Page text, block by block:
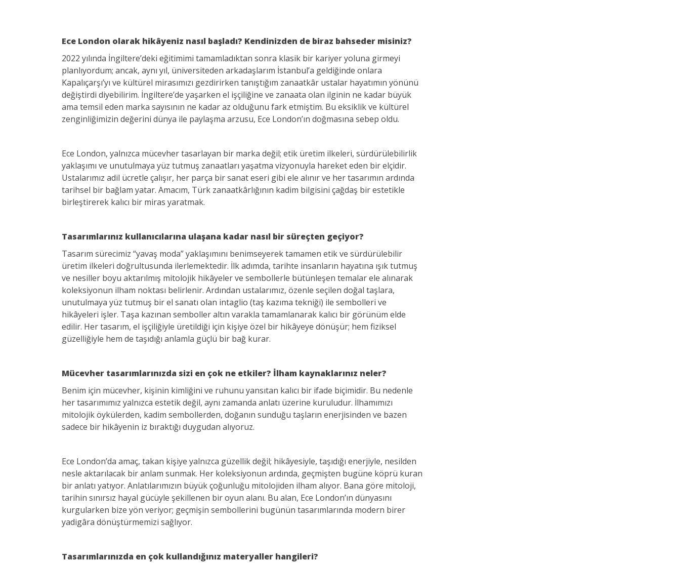
Ece London olarak hikâyeniz nasıl başladı? Kendinizden de biraz bahseder misiniz?
2022 yılında İngiltere’deki eğitimimi tamamladıktan sonra klasik bir kariyer yoluna girmeyi
planlıyordum; ancak, aynı yıl, üniversiteden arkadaşlarım İstanbul’a geldiğinde onlara
Kapalıçarşı’yı ve kültürel mirasımızı gezdirirken tanıştığım zanaatkâr ustalar hayatımın yönünü
değiştirdi diyebilirim. İngiltere’de yaşarken el işçiliğine ve zanaata olan ilginin ne kadar büyük
ama temsil eden marka sayısının ne kadar az olduğunu fark etmiştim. Bu eksiklik ve kültürel
zenginliğimizin değerini dünya ile paylaşma arzusu, Ece London’ın doğmasına sebep oldu.
Ece London, yalnızca mücevher tasarlayan bir marka değil; etik üretim ilkeleri, sürdürülebilirlik
yaklaşımı ve unutulmaya yüz tutmuş zanaatları yaşatma vizyonuyla hareket eden bir elçidir.
Ustalarımız adil ücretle çalışır, her parça bir sanat eseri gibi ele alınır ve her tasarımın ardında
tarihsel bir bağlam yatar. Amacım, Türk zanaatkârlığının kadim bilgisini çağdaş bir estetikle
birleştirerek kalıcı bir miras yaratmak.
Tasarımlarınız kullanıcılarına ulaşana kadar nasıl bir süreçten geçiyor?
Tasarım sürecimiz “yavaş moda” yaklaşımını benimseyerek tamamen etik ve sürdürülebilir
üretim ilkeleri doğrultusunda ilerlemektedir. İlk adımda, tarihte insanların hayatına ışık tutmuş
ve nesiller boyu aktarılmış mitolojik hikâyeler ve sembollerle bütünleşen temalar ele alınarak
koleksiyonun ilham noktası belirlenir. Ardından ustalarımız, özenle seçilen doğal taşlara,
unutulmaya yüz tutmuş bir el sanatı olan intaglio (taş kazıma tekniği) ile sembolleri ve
hikâyeleri işler. Taşa kazınan semboller altın varakla tamamlanarak kalıcı bir görünüm elde
edilir. Her tasarım, el işçiliğiyle üretildiği için kişiye özel bir hikâyeye dönüşür; hem fiziksel
güzelliğiyle hem de taşıdığı anlamla güçlü bir bağ kurar.
Mücevher tasarımlarınızda sizi en çok ne etkiler? İlham kaynaklarınız neler?
Benim için mücevher, kişinin kimliğini ve ruhunu yansıtan kalıcı bir ifade biçimidir. Bu nedenle
her tasarımımız yalnızca estetik değil, aynı zamanda anlatı üzerine kuruludur. İlhamımızı
mitolojik öykülerden, kadim sembollerden, doğanın sunduğu taşların enerjisinden ve bazen
sadece bir hikâyenin iz bıraktığı duygudan alıyoruz.
Ece London’da amaç, takan kişiye yalnızca güzellik değil; hikâyesiyle, taşıdığı enerjiyle, nesilden
nesle aktarılacak bir anlam sunmak. Her koleksiyonun ardında, geçmişten bugüne köprü kuran
bir anlatı yatıyor. Anlatılarımızın büyük çoğunluğu mitolojiden ilham alıyor. Bana göre mitoloji,
tarihin sınırsız hayal gücüyle şekillenen bir oyun alanı. Bu alan, Ece London’ın dünyasını
kurgularken bize yön veriyor; geçmişin sembollerini bugünün tasarımlarında modern birer
yadigâra dönüştürmemizi sağlıyor.
Tasarımlarınızda en çok kullandığınız materyaller hangileri?